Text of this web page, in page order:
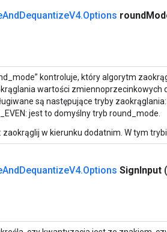
AndDequantizeV4.Options round
kontroluje, który algorytm
wartości zmiennoprzecinkowych
są następujące tryby zaokrąglania:
jest to domyślny tryb round_mode.
zaokrąglij w kierunku dodatnim. W tym
AndDequantizeV4.Options SignInput